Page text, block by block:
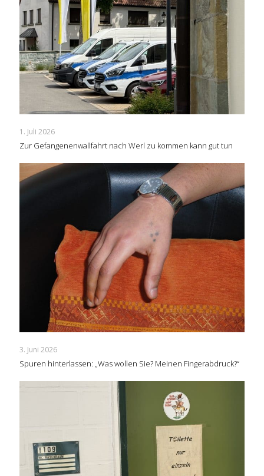
1. Juli 2026
Zur Gefangenenwallfahrt nach Werl zu kommen kann gut tun
3. Juni 2026
Spuren hinterlassen: „Was wollen Sie? Meinen Fingerabdruck?“